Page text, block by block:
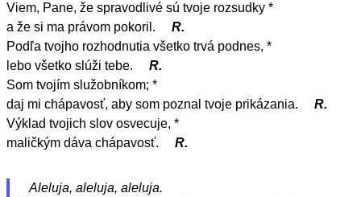
Viem, Pane, že spravodlivé sú tvoje rozsudky *
a že si ma právom pokoril.
R.
Podľa tvojho rozhodnutia všetko trvá podnes, *
lebo všetko slúži tebe.
R.
Som tvojím služobníkom; *
daj mi chápavosť, aby som poznal tvoje prikázania.
R.
Výklad tvojich slov osvecuje, *
maličkým dáva chápavosť.
R.
Aleluja, aleluja, aleluja.